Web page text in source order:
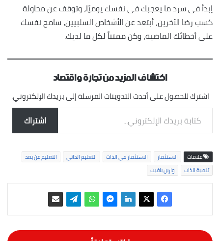
إبدأ في سرد ​​ما يعجبك في نفسك يوميًا، وتوقف عن محاولة
كسب رضا الآخرين، أبتعد عن الأشخاص السلبيين، سامح نفسك
على أخطائك الماضية، وكن ممتناً لكل ما لديك.
اكتشاف المزيد من تجارة واقتصاد
اشترك للحصول على أحدث التدوينات المرسلة إلى بريدك الإلكتروني.
كتابة بريدك الإلكتروني...
اشتراك
علامات الاستثمار الاستثمار في الذات التعليم الذاتي
التعليم عن بعد
تنمية الذات
وارين بافيت